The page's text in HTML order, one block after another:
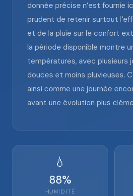
donnée précise n’est fournie
prudent de retenir surtout
et de la pluie sur le confort
la période disponible montre
températures, avec plusieurs
douces et moins pluvieuses.
ainsi comme une journée
avant une évolution plus
💧
88%
HUMIDITÉ